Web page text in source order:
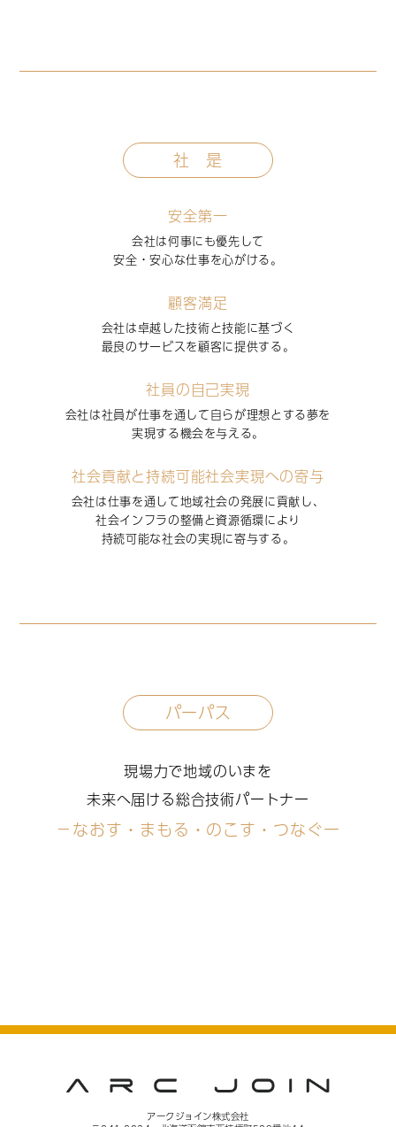
社 是
安全第一
会社は何事にも優先して
安全・安心な仕事を心がける。
顧客満足
会社は卓越した技術と技能に基づく
最良のサービスを顧客に提供する。
社員の自己実現
会社は社員が仕事を通して自らが理想とする夢を
実現する機会を与える。
社会貢献と持続可能社会実現への寄与
会社は仕事を通して地域社会の発展に貢献し、
社会インフラの整備と資源循環により
持続可能な社会の実現に寄与する。
パーパス
現場力で地域のいまを
未来へ届ける総合技術パートナー
－なおす・まもる・のこす・つなぐー
アークジョイン株式会社